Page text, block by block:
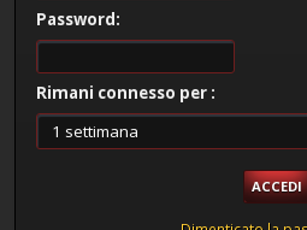
Password:
Rimani connesso per :